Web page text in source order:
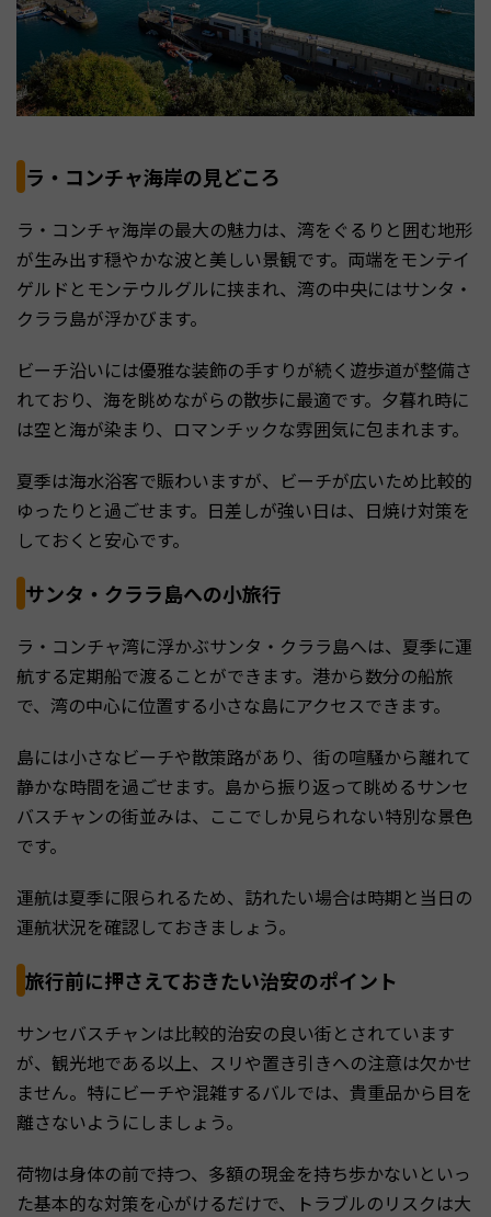
ラ・コンチャ海岸の見どころ
ラ・コンチャ海岸の最大の魅力は、湾をぐるりと囲む地形
が生み出す穏やかな波と美しい景観です。両端をモンテイ
ゲルドとモンテウルグルに挟まれ、湾の中央にはサンタ・
クララ島が浮かびます。
ビーチ沿いには優雅な装飾の手すりが続く遊歩道が整備さ
れており、海を眺めながらの散歩に最適です。夕暮れ時に
は空と海が染まり、ロマンチックな雰囲気に包まれます。
夏季は海水浴客で賑わいますが、ビーチが広いため比較的
ゆったりと過ごせます。日差しが強い日は、日焼け対策を
しておくと安心です。
サンタ・クララ島への小旅行
ラ・コンチャ湾に浮かぶサンタ・クララ島へは、夏季に運
航する定期船で渡ることができます。港から数分の船旅
で、湾の中心に位置する小さな島にアクセスできます。
島には小さなビーチや散策路があり、街の喧騒から離れて
静かな時間を過ごせます。島から振り返って眺めるサンセ
バスチャンの街並みは、ここでしか見られない特別な景色
です。
運航は夏季に限られるため、訪れたい場合は時期と当日の
運航状況を確認しておきましょう。
旅行前に押さえておきたい治安のポイント
サンセバスチャンは比較的治安の良い街とされています
が、観光地である以上、スリや置き引きへの注意は欠かせ
ません。特にビーチや混雑するバルでは、貴重品から目を
離さないようにしましょう。
荷物は身体の前で持つ、多額の現金を持ち歩かないといっ
た基本的な対策を心がけるだけで、トラブルのリスクは大